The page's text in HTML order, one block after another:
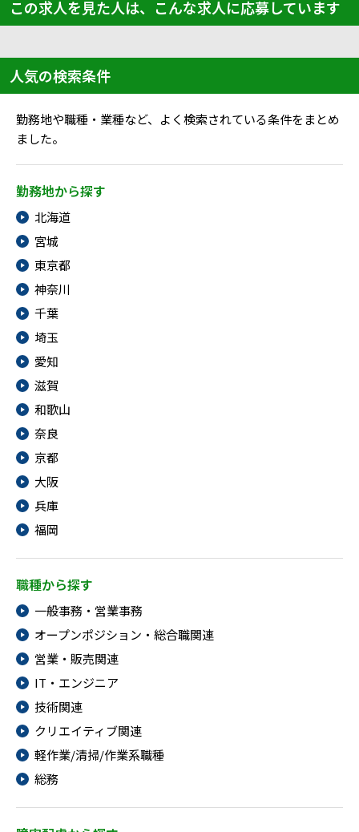
この求人を見た人は、こんな求人に応募しています
人気の検索条件
勤務地や職種・業種など、よく検索されている条件をまとめ
ました。
勤務地から探す
北海道
宮城
東京都
神奈川
千葉
埼玉
愛知
滋賀
和歌山
奈良
京都
大阪
兵庫
福岡
職種から探す
一般事務・営業事務
オープンポジション・総合職関連
営業・販売関連
IT・エンジニア
技術関連
クリエイティブ関連
軽作業/清掃/作業系職種
総務